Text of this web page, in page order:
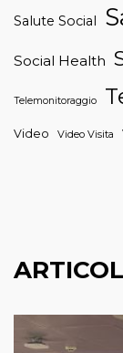
Salute Social
Social Health
Telemonitoraggio
Video Video Visita